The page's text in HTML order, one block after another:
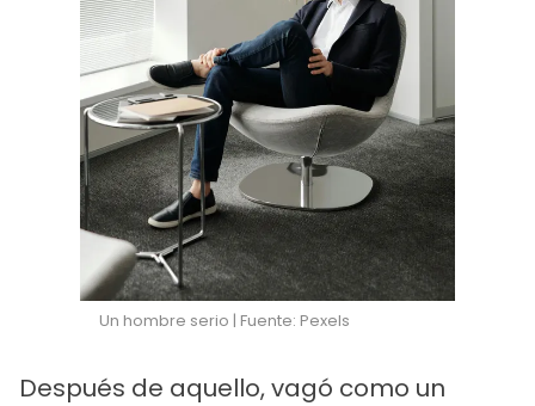
Un hombre serio | Fuente: Pexels
Después de aquello, vagó como un